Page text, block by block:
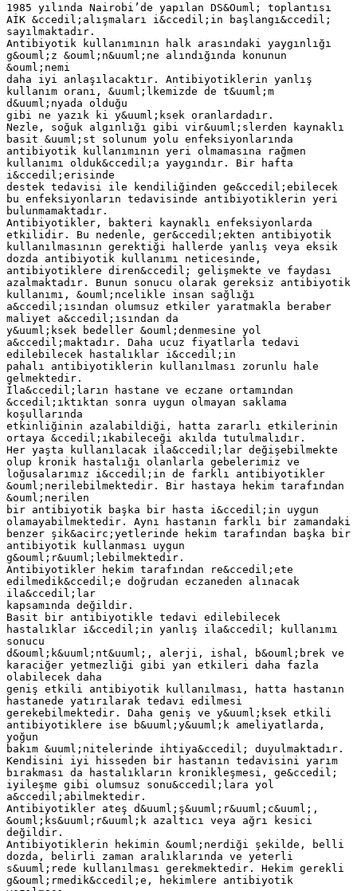
1985 yılında Nairobi’de yapılan DS&Ouml; toplantısı
AİK &ccedil;alışmaları i&ccedil;in başlangı&ccedil;
sayılmaktadır.
Antibiyotik kullanımının halk arasındaki yaygınlığı
g&ouml;z &ouml;n&uuml;ne alındığında konunun
&ouml;nemi
daha iyi anlaşılacaktır. Antibiyotiklerin yanlış
kullanım oranı, &uuml;lkemizde de t&uuml;m
d&uuml;nyada olduğu
gibi ne yazık ki y&uuml;ksek oranlardadır.
Nezle, soğuk algınlığı gibi vir&uuml;slerden kaynaklı
basit &uuml;st solunum yolu enfeksiyonlarında
antibiyotik kullanımının yeri olmamasına rağmen
kullanımı olduk&ccedil;a yaygındır. Bir hafta
i&ccedil;erisinde
destek tedavisi ile kendiliğinden ge&ccedil;ebilecek
bu enfeksiyonların tedavisinde antibiyotiklerin yeri
bulunmamaktadır.
Antibiyotikler, bakteri kaynaklı enfeksiyonlarda
etkilidir. Bu nedenle, ger&ccedil;ekten antibiyotik
kullanılmasının gerektiği hallerde yanlış veya eksik
dozda antibiyotik kullanımı neticesinde,
antibiyotiklere diren&ccedil; gelişmekte ve faydası
azalmaktadır. Bunun sonucu olarak gereksiz antibiyotik
kullanımı, &ouml;ncelikle insan sağlığı
a&ccedil;ısından olumsuz etkiler yaratmakla beraber
maliyet a&ccedil;ısından da
y&uuml;ksek bedeller &ouml;denmesine yol
a&ccedil;maktadır. Daha ucuz fiyatlarla tedavi
edilebilecek hastalıklar i&ccedil;in
pahalı antibiyotiklerin kullanılması zorunlu hale
gelmektedir.
İla&ccedil;ların hastane ve eczane ortamından
&ccedil;ıktıktan sonra uygun olmayan saklama
koşullarında
etkinliğinin azalabildiği, hatta zararlı etkilerinin
ortaya &ccedil;ıkabileceği akılda tutulmalıdır.
Her yaşta kullanılacak ila&ccedil;lar değişebilmekte
olup kronik hastalığı olanlarla gebelerimiz ve
loğusalarımız i&ccedil;in de farklı antibiyotikler
&ouml;nerilebilmektedir. Bir hastaya hekim tarafından
&ouml;nerilen
bir antibiyotik başka bir hasta i&ccedil;in uygun
olamayabilmektedir. Aynı hastanın farklı bir zamandaki
benzer şik&acirc;yetlerinde hekim tarafından başka bir
antibiyotik kullanması uygun
g&ouml;r&uuml;lebilmektedir.
Antibiyotikler hekim tarafından re&ccedil;ete
edilmedik&ccedil;e doğrudan eczaneden alınacak
ila&ccedil;lar
kapsamında değildir.
Basit bir antibiyotikle tedavi edilebilecek
hastalıklar i&ccedil;in yanlış ila&ccedil; kullanımı
sonucu
d&ouml;k&uuml;nt&uuml;, alerji, ishal, b&ouml;brek ve
karaciğer yetmezliği gibi yan etkileri daha fazla
olabilecek daha
geniş etkili antibiyotik kullanılması, hatta hastanın
hastanede yatırılarak tedavi edilmesi
gerekebilmektedir. Daha geniş ve y&uuml;ksek etkili
antibiyotiklere ise b&uuml;y&uuml;k ameliyatlarda,
yoğun
bakım &uuml;nitelerinde ihtiya&ccedil; duyulmaktadır.
Kendisini iyi hisseden bir hastanın tedavisini yarım
bırakması da hastalıkların kronikleşmesi, ge&ccedil;
iyileşme gibi olumsuz sonu&ccedil;lara yol
a&ccedil;abilmektedir.
Antibiyotikler ateş d&uuml;ş&uuml;r&uuml;c&uuml;,
&ouml;ks&uuml;r&uuml;k azaltıcı veya ağrı kesici
değildir.
Antibiyotiklerin hekimin &ouml;nerdiği şekilde, belli
dozda, belirli zaman aralıklarında ve yeterli
s&uuml;rede kullanılması gerekmektedir. Hekim gerekli
g&ouml;rmedik&ccedil;e, hekimlere antibiyotik